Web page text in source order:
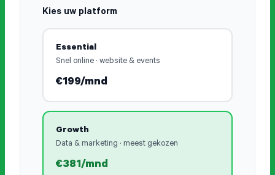
Kies uw platform
Essential
Snel online · website & events
€199/mnd
Growth
Data & marketing · meest gekozen
€381/mnd